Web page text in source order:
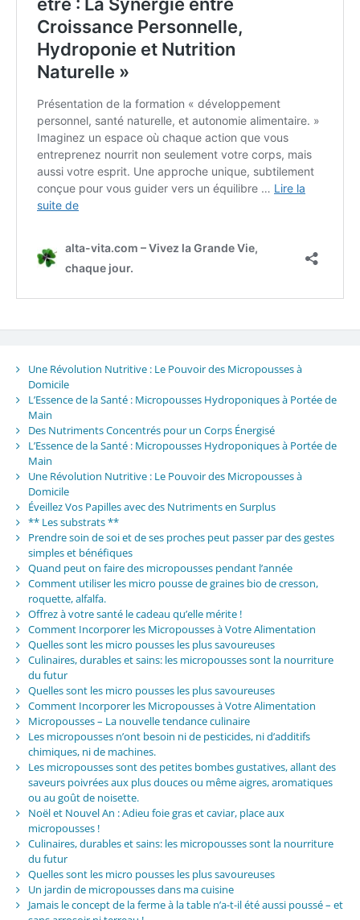
Une Révolution Nutritive : Le Pouvoir des Micropousses à
Domicile
L’Essence de la Santé : Micropousses Hydroponiques à Portée de
Main
Des Nutriments Concentrés pour un Corps Énergisé
L’Essence de la Santé : Micropousses Hydroponiques à Portée de
Main
Une Révolution Nutritive : Le Pouvoir des Micropousses à
Domicile
Éveillez Vos Papilles avec des Nutriments en Surplus
** Les substrats **
Prendre soin de soi et de ses proches peut passer par des gestes
simples et bénéfiques
Quand peut on faire des micropousses pendant l’année
Comment utiliser les micro pousse de graines bio de cresson,
roquette, alfalfa.
Offrez à votre santé le cadeau qu’elle mérite !
Comment Incorporer les Micropousses à Votre Alimentation
Quelles sont les micro pousses les plus savoureuses
Culinaires, durables et sains: les micropousses sont la nourriture
du futur
Quelles sont les micro pousses les plus savoureuses
Comment Incorporer les Micropousses à Votre Alimentation
Micropousses – La nouvelle tendance culinaire
Les micropousses n’ont besoin ni de pesticides, ni d’additifs
chimiques, ni de machines.
Les micropousses sont des petites bombes gustatives, allant des
saveurs poivrées aux plus douces ou même aigres, aromatiques
ou au goût de noisette.
Noël et Nouvel An : Adieu foie gras et caviar, place aux
micropousses !
Culinaires, durables et sains: les micropousses sont la nourriture
du futur
Quelles sont les micro pousses les plus savoureuses
Un jardin de micropousses dans ma cuisine
Jamais le concept de la ferme à la table n’a-t-il été aussi poussé – et